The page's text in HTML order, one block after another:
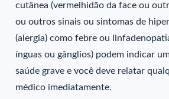
cutânea (vermelhidão da face ou
ou outros sinais ou sintomas de
(alergia) como febre ou
ínguas ou gânglios) podem indicar
saúde grave e você deve relatar
médico imediatamente.